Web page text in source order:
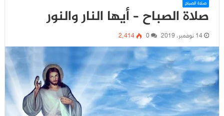
صلاة الصباح
صلاة الصباح – أيها النار والنور
14 نوفمبر، 2019 0 2٬414